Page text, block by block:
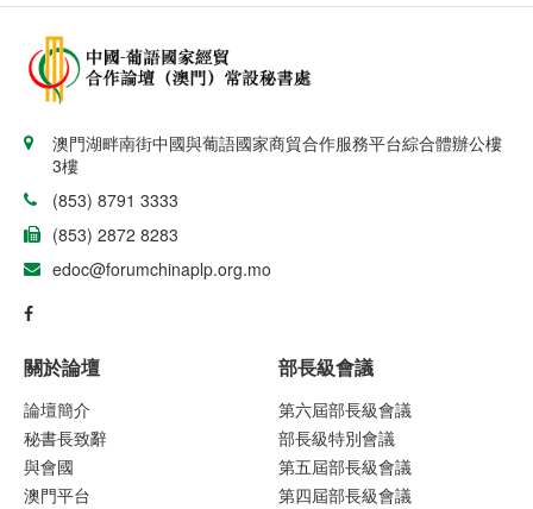
澳門湖畔南街中國與葡語國家商貿合作服務平台綜合體辦公樓
3樓
(853) 8791 3333
(853) 2872 8283
edoc@forumchinaplp.org.mo
關於論壇
論壇簡介
秘書長致辭
與會國
澳門平台
部長級會議
第六屆部長級會議
部長級特別會議
第五屆部長級會議
第四屆部長級會議